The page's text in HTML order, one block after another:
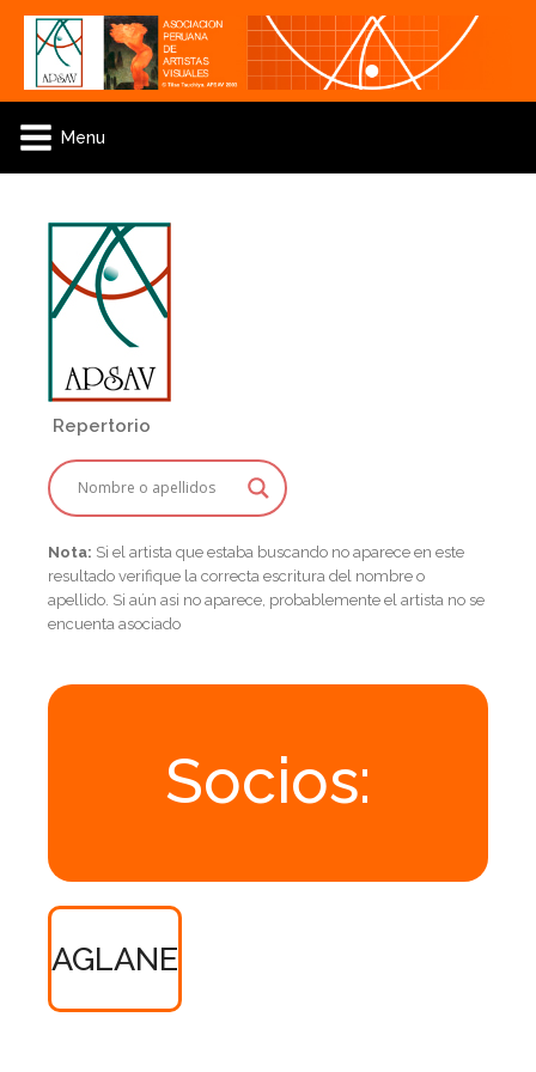
Menu
Repertorio
Nota: Si el artista que estaba buscando no aparece en este
resultado verifique la correcta escritura del nombre o
apellido. Si aún asi no aparece, probablemente el artista no se
encuenta asociado
Socios:
AGLANE